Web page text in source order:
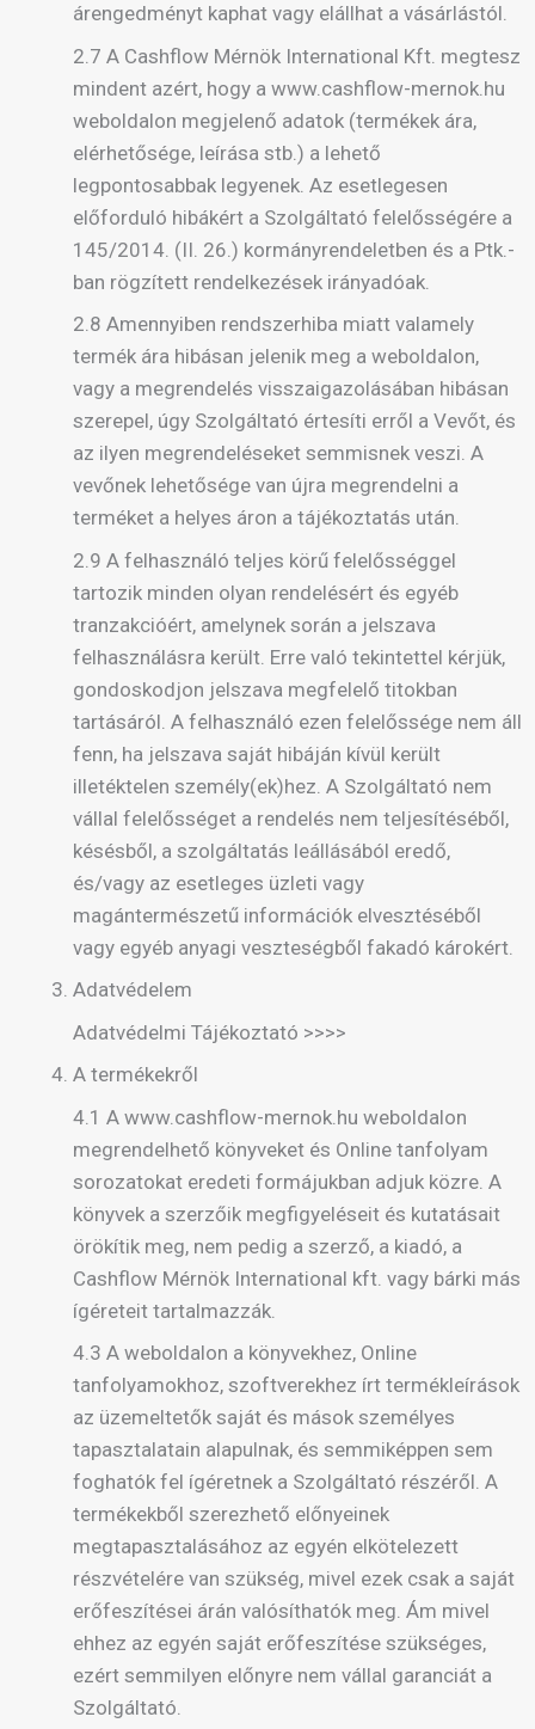
árengedményt kaphat vagy elállhat a vásárlástól.
2.7 A Cashflow Mérnök International Kft. megtesz
mindent azért, hogy a www.cashflow-mernok.hu
weboldalon megjelenő adatok (termékek ára,
elérhetősége, leírása stb.) a lehető
legpontosabbak legyenek. Az esetlegesen
előforduló hibákért a Szolgáltató felelősségére a
145/2014. (II. 26.) kormányrendeletben és a Ptk.-
ban rögzített rendelkezések irányadóak.
2.8 Amennyiben rendszerhiba miatt valamely
termék ára hibásan jelenik meg a weboldalon,
vagy a megrendelés visszaigazolásában hibásan
szerepel, úgy Szolgáltató értesíti erről a Vevőt, és
az ilyen megrendeléseket semmisnek veszi. A
vevőnek lehetősége van újra megrendelni a
terméket a helyes áron a tájékoztatás után.
2.9 A felhasználó teljes körű felelősséggel
tartozik minden olyan rendelésért és egyéb
tranzakcióért, amelynek során a jelszava
felhasználásra került. Erre való tekintettel kérjük,
gondoskodjon jelszava megfelelő titokban
tartásáról. A felhasználó ezen felelőssége nem áll
fenn, ha jelszava saját hibáján kívül került
illetéktelen személy(ek)hez. A Szolgáltató nem
vállal felelősséget a rendelés nem teljesítéséből,
késésből, a szolgáltatás leállásából eredő,
és/vagy az esetleges üzleti vagy
magántermészetű információk elvesztéséből
vagy egyéb anyagi veszteségből fakadó károkért.
Adatvédelem
Adatvédelmi Tájékoztató >>>>
A termékekről
4.1 A www.cashflow-mernok.hu weboldalon
megrendelhető könyveket és Online tanfolyam
sorozatokat eredeti formájukban adjuk közre. A
könyvek a szerzőik megfigyeléseit és kutatásait
örökítik meg, nem pedig a szerző, a kiadó, a
Cashflow Mérnök International kft. vagy bárki más
ígéreteit tartalmazzák.
4.3 A weboldalon a könyvekhez, Online
tanfolyamokhoz, szoftverekhez írt termékleírások
az üzemeltetők saját és mások személyes
tapasztalatain alapulnak, és semmiképpen sem
foghatók fel ígéretnek a Szolgáltató részéről. A
termékekből szerezhető előnyeinek
megtapasztalásához az egyén elkötelezett
részvételére van szükség, mivel ezek csak a saját
erőfeszítései árán valósíthatók meg. Ám mivel
ehhez az egyén saját erőfeszítése szükséges,
ezért semmilyen előnyre nem vállal garanciát a
Szolgáltató.